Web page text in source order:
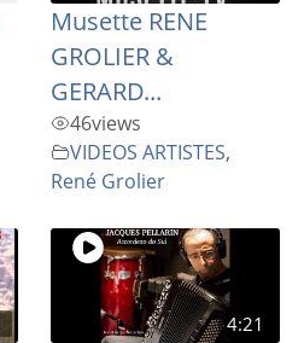
Musette RENE
GROLIER &
GERARD...
46views
VIDEOS ARTISTES,
René Grolier
4:21